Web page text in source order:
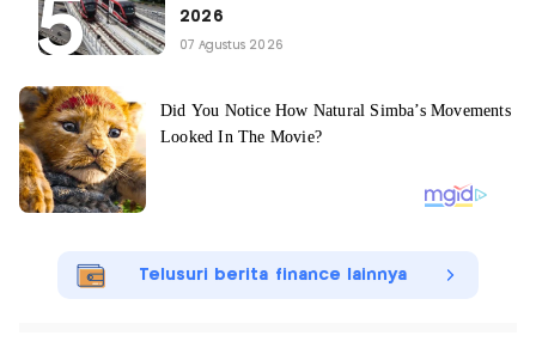
2026
07 Agustus 2026
Telusuri berita finance lainnya